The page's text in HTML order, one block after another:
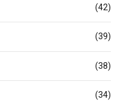
(42)
(39)
(38)
(34)